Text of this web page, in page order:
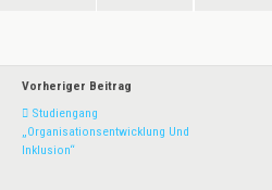
Vorheriger Beitrag
Studiengang
„Organisationsentwicklung Und
Inklusion“